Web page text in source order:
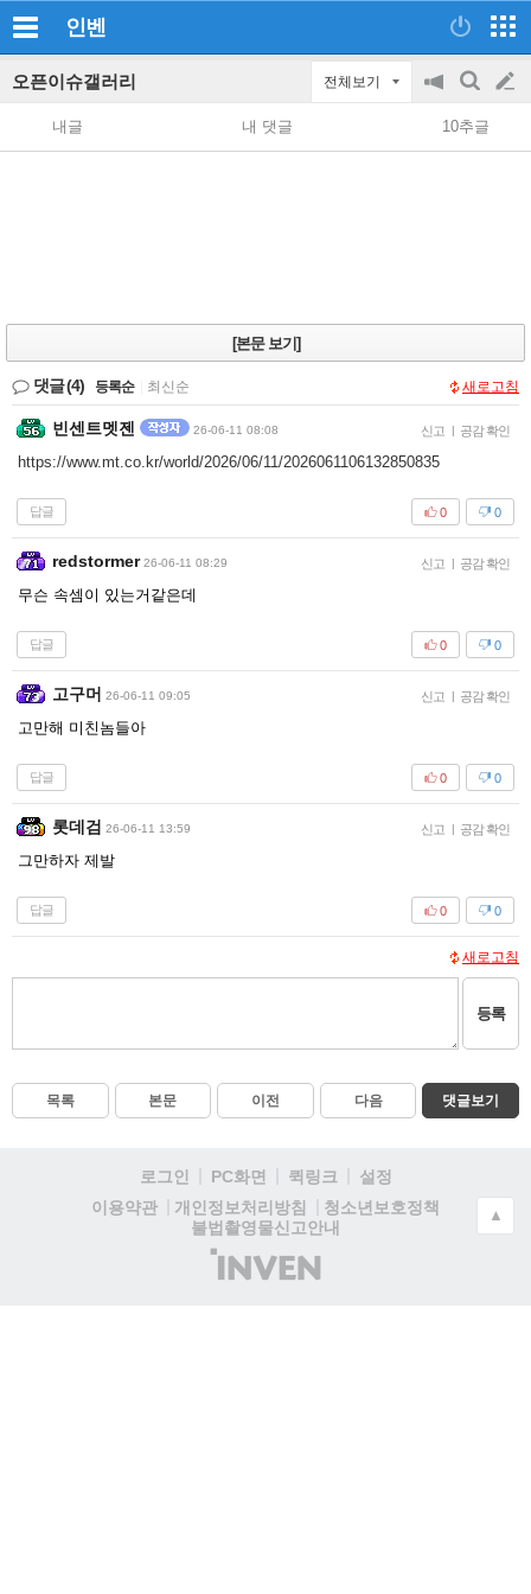
인벤
오픈이슈갤러리 전체보기
공
지
on/off
검
색
글
쓰
내글 내 댓글 10추글
[본문 보기]
댓글(4) 등록순 최신순 새로고침
빈센트멧젠 26-06-11 08:08 신고 | 공감 확인
https://www.mt.co.kr/world/2026/06/11/2026061106132850835
답글 0
0
redstormer 26-06-11 08:29 신고 | 공감 확인
무슨 속셈이 있는거같은데
답글 0
0
고구머 26-06-11 09:05 신고 | 공감 확인
고만해 미친놈들아
답글 0
0
롯데검 26-06-11 13:59 신고 | 공감 확인
그만하자 제발
답글 0
0
새로고침
등록
목록 본문 이전 다음 댓글보기
로그인 PC화면 퀵링크
설정
이용약관
개인정보처리방침
청소년보호정책
불법촬영물신고안내
(주)
인
▲